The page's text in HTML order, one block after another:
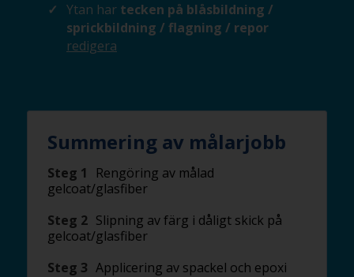
Ytan har tecken på blåsbildning /
sprickbildning / flagning / repor
redigera
Summering av målarjobb
Steg 1
Rengöring av målad
gelcoat/glasfiber
Steg 2 Slipning av färg i dåligt skick på
gelcoat/glasfiber
Steg 3 Applicering av spackel och epoxi